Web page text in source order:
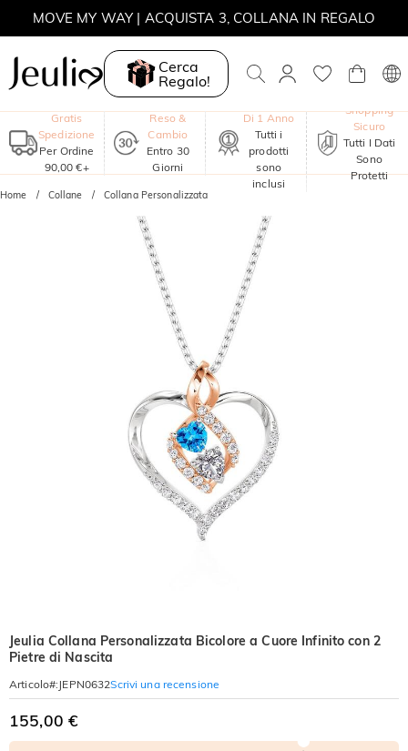
MOVE MY WAY | ACQUISTA 3, COLLANA IN REGALO
Cerca
Regalo!
Gratis
Spedizione
Per Ordine
90,00 €+
Reso &
Cambio
Entro 30
Giorni
Di 1 Anno
Tutti i
prodotti
sono
inclusi
Shopping
Sicuro
Tutti I Dati
Sono
Protetti
Home Collane Collana Personalizzata
Jeulia Collana Personalizzata Bicolore a Cuore Infinito con 2
Pietre di Nascita
Articolo#: JEPN0632Scrivi una recensione
155,00 €